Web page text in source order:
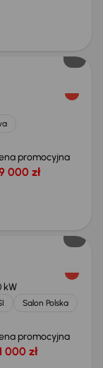
promocyjna
000 zł
kW
Salon Polska
promocyjna
000 zł